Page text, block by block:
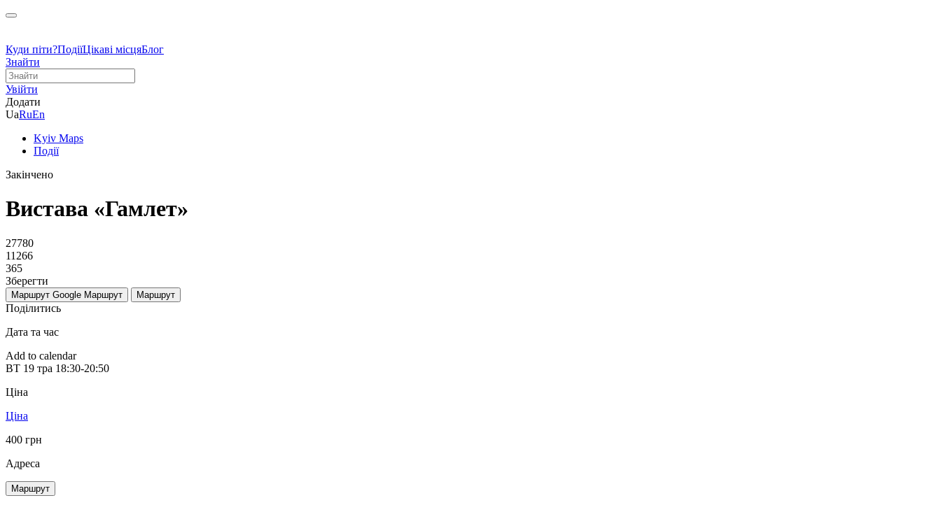
Куди піти?ПодіїЦікаві місцяБлог
Знайти
Увійти
Додати
UaRuEn
Kyiv Maps
Події
Закінчено
Вистава «Гамлет»
27780
11266
365
Зберегти
Маршрут Google Маршрут Маршрут
Поділитись
Дата та час
Add to calendar
ВТ 19 тра 18:30-20:50
Ціна
Ціна
400 грн
Адреса
Маршрут